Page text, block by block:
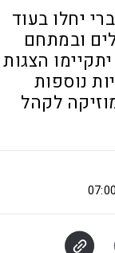
יחלו בעוד
ובמתחם
הצגות
נוספות
לקהל